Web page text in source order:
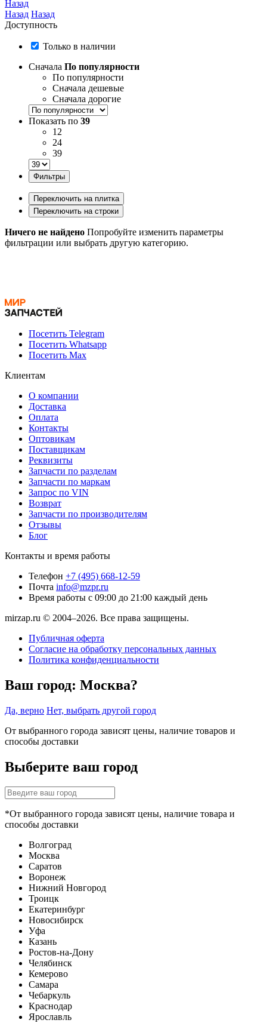
Назад
Назад Назад
Доступность
Только в наличии
Сначала По популярности
По популярности
Сначала дешевые
Сначала дорогие
Показать по 39
12
24
39
Фильтры
Переключить на плитка
Переключить на строки
Ничего не найдено Попробуйте изменить параметры
фильтрации или выбрать другую категорию.
Посетить Telegram
Посетить Whatsapp
Посетить Max
Клиентам
О компании
Доставка
Оплата
Контакты
Оптовикам
Поставщикам
Реквизиты
Запчасти по разделам
Запчасти по маркам
Запрос по VIN
Возврат
Запчасти по производителям
Отзывы
Блог
Контакты и время работы
Телефон +7 (495) 668-12-59
Почта info@mzpr.ru
Время работы с 09:00 до 21:00 каждый день
mirzap.ru © 2004–2026. Все права защищены.
Публичная оферта
Согласие на обработку персональных данных
Политика конфиденциальности
Ваш город: Москва?
Да, верно Нет, выбрать другой город
От выбранного города зависят цены, наличие товаров и
способы доставки
Выберите ваш город
*От выбранного города зависят цены, наличие товара и
способы доставки
Волгоград
Москва
Саратов
Воронеж
Нижний Новгород
Троицк
Екатеринбург
Новосибирск
Уфа
Казань
Ростов-на-Дону
Челябинск
Кемерово
Самара
Чебаркуль
Краснодар
Ярославль